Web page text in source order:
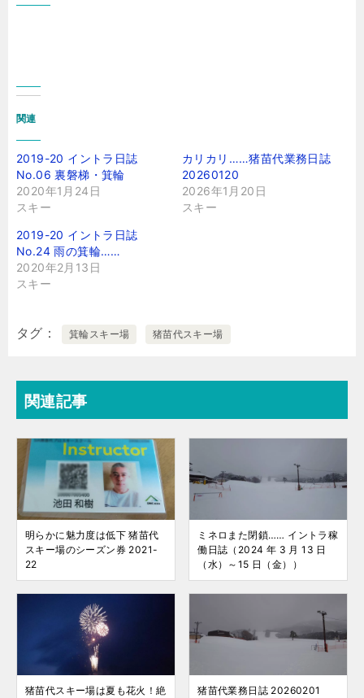
関連
2019-20 イントラ日誌
No.06 裏磐梯・箕輪
2020年1月24日
スキー
カリカリ……猪苗代業務日誌
20260120
2026年1月20日
スキー
2019-20 イントラ日誌
No.24 雨の箕輪……
2020年2月13日
スキー
タグ 箕輪スキー場 猪苗代スキー場
関連記事
明らかに魅力度は低下 猪苗代
スキー場のシーズン券 2021-
22
ミネロまた閉鎖…… イントラ稼
働日誌（2024 年 3 月 13 日
（水）～15 日（金））
猪苗代スキー場は夏も花火！絶
猪苗代業務日誌 20260201